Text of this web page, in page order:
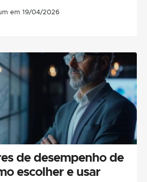
em 19/04/2026
de desempenho de
escolher e usar